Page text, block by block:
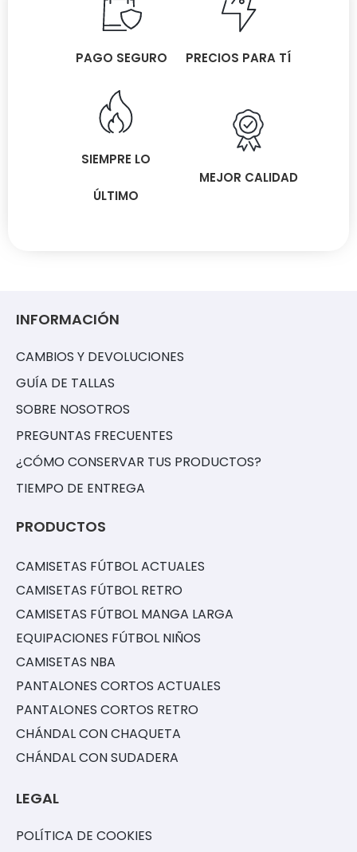
PAGO SEGURO PRECIOS PARA TÍ
SIEMPRE LO
ÚLTIMO
MEJOR CALIDAD
INFORMACIÓN
CAMBIOS Y DEVOLUCIONES
GUÍA DE TALLAS
SOBRE NOSOTROS
PREGUNTAS FRECUENTES
¿CÓMO CONSERVAR TUS PRODUCTOS?
TIEMPO DE ENTREGA
PRODUCTOS
CAMISETAS FÚTBOL ACTUALES
CAMISETAS FÚTBOL RETRO
CAMISETAS FÚTBOL MANGA LARGA
EQUIPACIONES FÚTBOL NIÑOS
CAMISETAS NBA
PANTALONES CORTOS ACTUALES
PANTALONES CORTOS RETRO
CHÁNDAL CON CHAQUETA
CHÁNDAL CON SUDADERA
LEGAL
POLÍTICA DE COOKIES